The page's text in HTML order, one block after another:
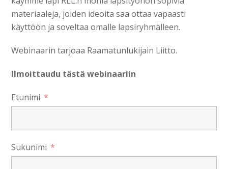
materiaaleja, joiden ideoita saa ottaa vapaasti
käyttöön ja soveltaa omalle lapsiryhmälleen.
Webinaarin tarjoaa Raamatunlukijain Liitto.
Ilmoittaudu tästä webinaariin
Etunimi
Sukunimi